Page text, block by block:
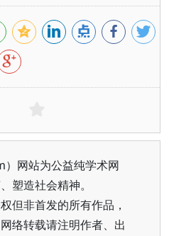
网站为公益纯学术网
塑造社会精神。
但非首发的所有作品，
络转载请注明作者、出